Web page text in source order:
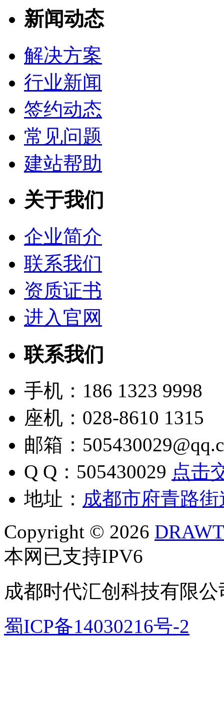
新闻动态
解决方案
行业新闻
签约动态
常见问题
建站帮助
关于我们
企业简介
联系我们
资质证书
进入官网
联系我们
手机：186 1323 9998
座机：028-8610 1315
邮箱：
Q Q：505430029 点击
地址： 成都市府青路
Copyright © 2026
本网已支持IPV6
成都时代汇创科技有限
蜀ICP备14030216号-2